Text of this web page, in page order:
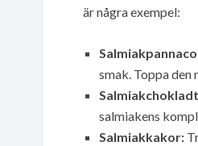
är några exempel:
smak. Toppa
salmiakens
Salmiakkakor: